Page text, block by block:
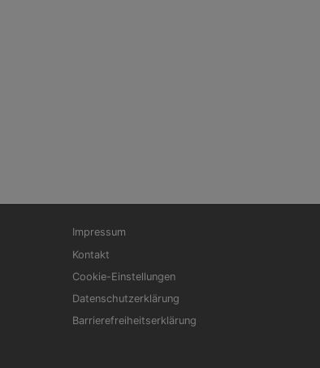
Fußbereichsmenü
Impressum
Kontakt
Cookie-Einstellungen
Datenschutzerklärung
Barrierefreiheitserklärung